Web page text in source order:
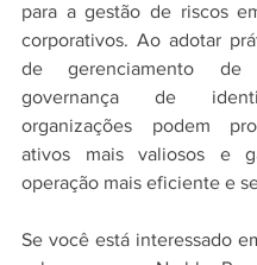
para a gestão de riscos
corporativos. Ao adotar
de gerenciamento
governança de
organizações podem
ativos mais valiosos e
operação mais eficiente e
Se você está interessado